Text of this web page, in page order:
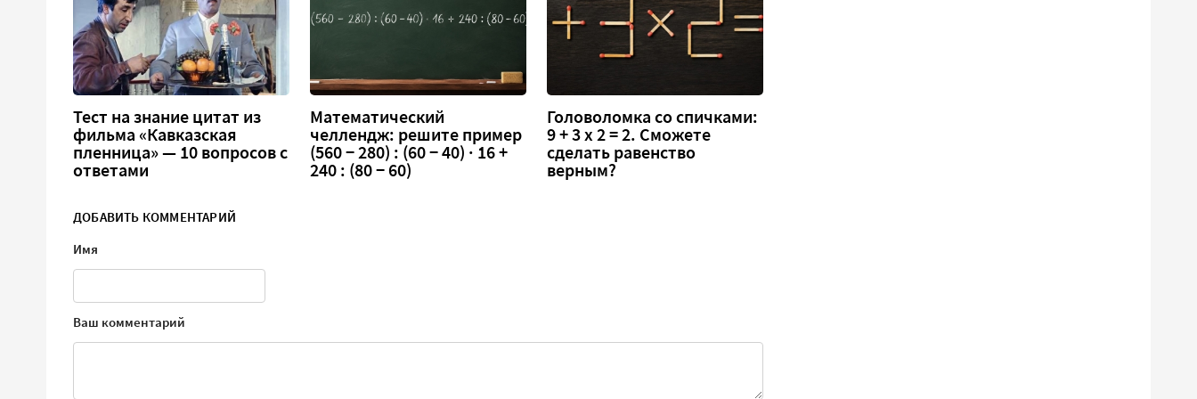
Тест на знание цитат из
фильма «Кавказская
пленница» — 10 вопросов с
ответами
Математический
челлендж: решите пример
(560 − 280) : (60 − 40) · 16 +
240 : (80 − 60)
Головоломка со спичками:
9 + 3 х 2 = 2. Сможете
сделать равенство
верным?
ДОБАВИТЬ КОММЕНТАРИЙ
Имя
Ваш комментарий